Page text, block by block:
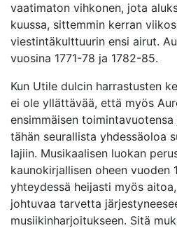
vaatimaton vihkonen, jota
kuussa, sittemmin kerran
viestintäkulttuurin ensi airut.
vuosina 1771-78 ja 1782-85.
Kun Utile dulcin harrastusten
ei ole yllättävää, että myös
ensimmäisen
tähän seurallista yhdessäoloa
lajiin. Musikaalisen luokan
kaunokirjallisen oheen vuoden
yhteydessä heijasti myös
johtuvaa tarvetta
musiikinharjoitukseen. Sitä